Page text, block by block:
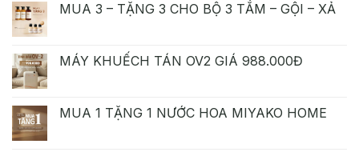
MUA 3 – TẶNG 3 CHO BỘ 3 TẮM – GỘI – XẢ
MÁY KHUẾCH TÁN OV2 GIÁ 988.000Đ
MUA 1 TẶNG 1 NƯỚC HOA MIYAKO HOME